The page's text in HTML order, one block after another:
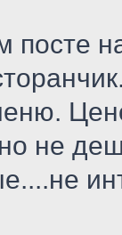
посте
не